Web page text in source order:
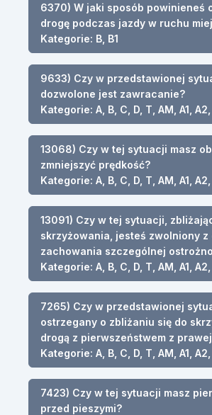
6370) W jaki sposób powinieneś
drogę podczas jazdy w ruchu
Kategorie: B, B1
9633) Czy w przedstawionej
dozwolone jest zawracanie?
Kategorie: A, B, C, D, T, AM, A1, A2,
13068) Czy w tej sytuacji masz
zmniejszyć prędkość?
Kategorie: A, B, C, D, T, AM, A1, A2,
13091) Czy w tej sytuacji,
skrzyżowania, jesteś zwolniony z
zachowania szczególnej
Kategorie: A, B, C, D, T, AM, A1, A2,
7265) Czy w przedstawionej
ostrzegany o zbliżaniu się do
drogą z pierwszeństwem z
Kategorie: A, B, C, D, T, AM, A1, A2,
7423) Czy w tej sytuacji masz
przed pieszymi?